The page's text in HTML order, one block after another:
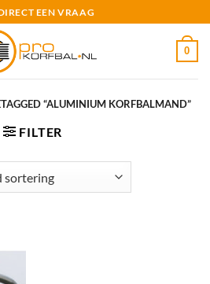
EEN VRAAG
0
“ALUMINIUM KORFBALMAND”
FILTER